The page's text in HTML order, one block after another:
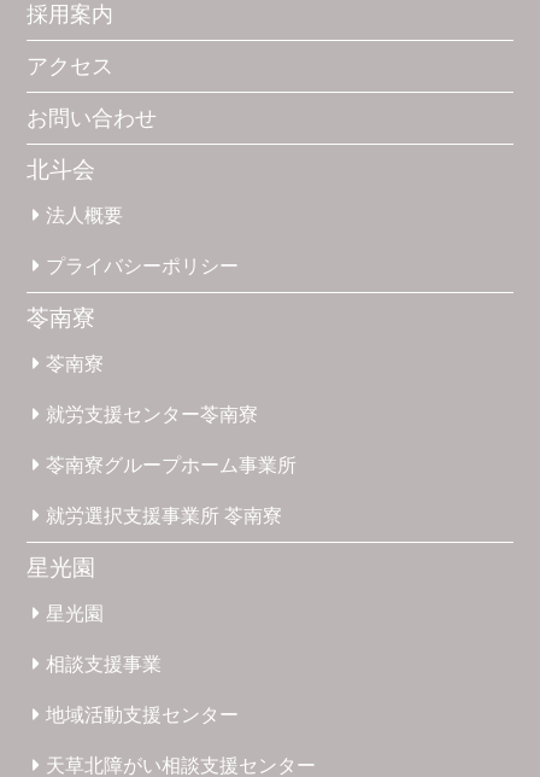
採用案内
アクセス
お問い合わせ
北斗会
法人概要
プライバシーポリシー
苓南寮
苓南寮
就労支援センター苓南寮
苓南寮グループホーム事業所
就労選択支援事業所苓南寮
星光園
星光園
相談支援事業
地域活動支援センター
天草北障がい相談支援センター